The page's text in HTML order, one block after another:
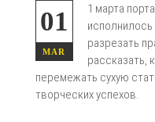
01
MAR
1 марта
разрезать
рассказать,
перемежать сухую
творческих успехов.